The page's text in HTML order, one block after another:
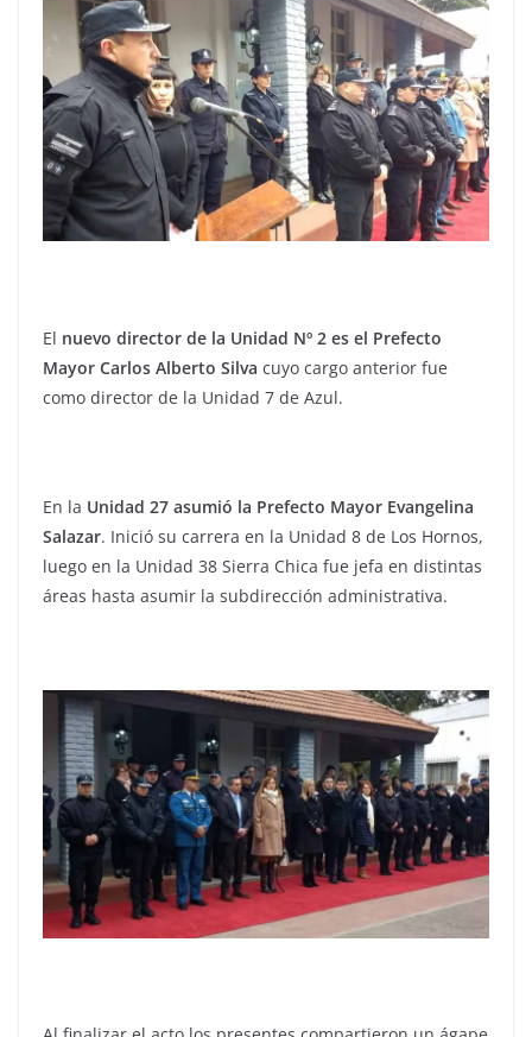
El nuevo director de la Unidad Nº 2 es el Prefecto
Mayor Carlos Alberto Silva cuyo cargo anterior fue
como director de la Unidad 7 de Azul.
En la Unidad 27 asumió la Prefecto Mayor Evangelina
Salazar. Inició su carrera en la Unidad 8 de Los Hornos,
luego en la Unidad 38 Sierra Chica fue jefa en distintas
áreas hasta asumir la subdirección administrativa.